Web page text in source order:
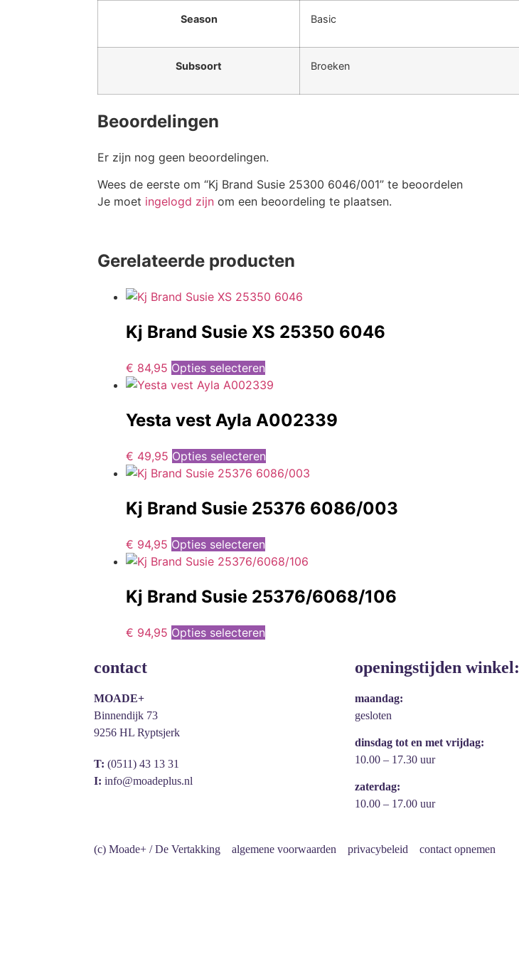
Season Basic
Subsoort Broeken
Beoordelingen
Er zijn nog geen beoordelingen.
Wees de eerste om “Kj Brand Susie 25300 6046/001” te beoordelen
Je moet ingelogd zijn om een beoordeling te plaatsen.
Gerelateerde producten
Kj Brand Susie XS 25350 6046
€ 84,95 Opties selecteren
Yesta vest Ayla A002339
€ 49,95 Opties selecteren
Kj Brand Susie 25376 6086/003
€ 94,95 Opties selecteren
Kj Brand Susie 25376/6068/106
€ 94,95 Opties selecteren
contact
MOADE+
Binnendijk 73
9256 HL Ryptsjerk
T: (0511) 43 13 31
I: info@moadeplus.nl
openingstijden winkel:
maandag:
gesloten
dinsdag tot en met vrijdag:
10.00 – 17.30 uur
zaterdag:
10.00 – 17.00 uur
(c) Moade+ / De Vertakking algemene voorwaarden privacybeleid contact opnemen